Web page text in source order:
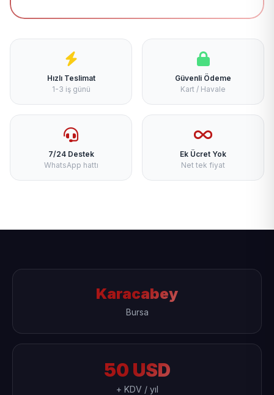
Hızlı Teslimat
1-3 iş günü
Güvenli Ödeme
Kart / Havale
7/24 Destek
WhatsApp hattı
Ek Ücret Yok
Net tek fiyat
Karacabey
Bursa
50 USD
+ KDV / yıl